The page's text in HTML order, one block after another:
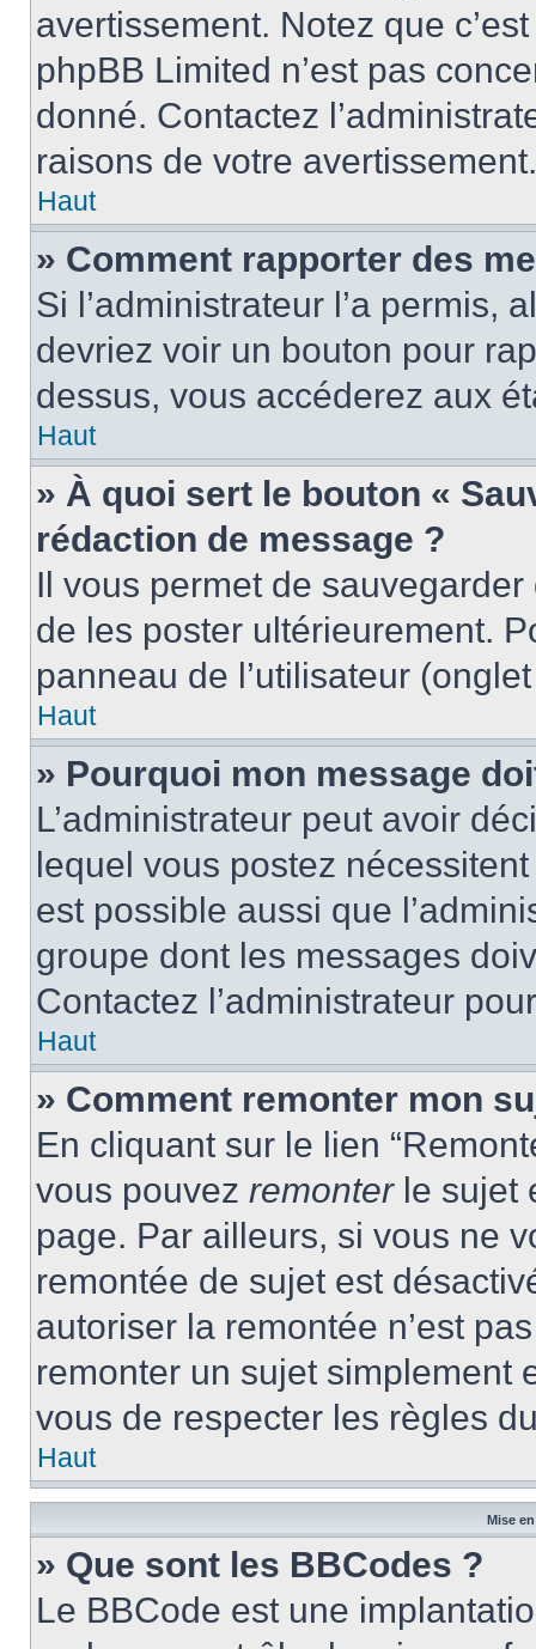
avertissement. Notez que
phpBB Limited n’est pas
donné. Contactez
raisons de votre avertissement.
Haut
» Comment rapporter des
Si l’administrateur l’a permis,
devriez voir un bouton pour
dessus, vous accéderez aux
Haut
» À quoi sert le bouton «
rédaction de message ?
Il vous permet de
de les poster ultérieurement.
panneau de l’utilisateur
Haut
» Pourquoi mon message
L’administrateur peut avoir
lequel vous postez
est possible aussi que
groupe dont les messages
Contactez l’administrateur
Haut
» Comment remonter mon
En cliquant sur le lien
vous pouvez remonterle sujet
page. Par ailleurs, si vous ne
remontée de sujet est
autoriser la remontée n’est
remonter un sujet simplement
vous de respecter les règles
Haut
Mise
» Que sont les BBCodes ?
Le BBCode est une